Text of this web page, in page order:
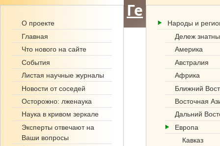
О проекте
Главная
Что нового на сайте
События
Листая научные журналы
Новости от соседей
Осторожно: лженаука
Наука в кривом зеркале
Эксперты отвечают на
Ваши вопросы
Народы и
Дележ
Америка
Австралия
Африка
Ближний
Восточная
Дальний
Европа
Кавказ
Ге
но